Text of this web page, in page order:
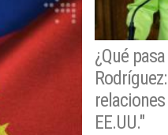
¿Qué
relaciones
EE.UU."